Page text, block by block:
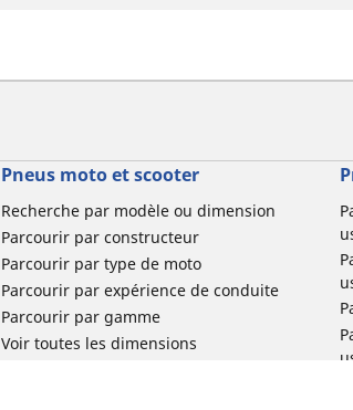
Pneus moto et scooter
Recherche par modèle ou dimension
Parcourir par constructeur
Parcourir par type de moto
Parcourir par expérience de conduite
Parcourir par gamme
Voir toutes les dimensions